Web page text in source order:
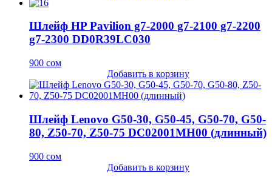
Шлейф HP Pavilion g7-2000 g7-2100 g7-2200
g7-2300 DD0R39LC030
900 сом
Добавить в корзину
Шлейф Lenovo G50-30, G50-45, G50-70, G50-
80, Z50-70, Z50-75 DC02001MH00 (длинный)
900 сом
Добавить в корзину